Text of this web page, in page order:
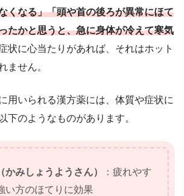
くなる」「頭や首の後ろが異常にほて
たかと思うと、急に身体が冷えて寒気
状に心当たりがあれば、それはホット
ません。
用いられる漢方薬には、体質や症状に
下のようなものがあります。
かみしょうようさん）
：疲れやす
い方のほてりに効果